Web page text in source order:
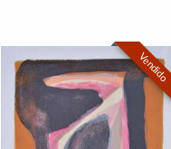
Vendido